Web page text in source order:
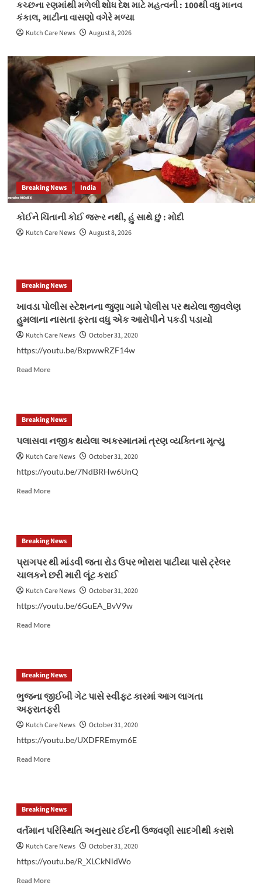
કચ્છના રણમાંથી મળેલી શોધ દેશ માટે મહત્વની : 100થી વધુ માનવ
કંકાલ, માટીના વાસણો વગેરે મળ્યા
Kutch Care News August 8, 2026
Breaking News India
કોઈને ચિંતાની કોઈ જરૂર નથી, હું સાથે છું : મોદી
Kutch Care News August 8, 2026
Breaking News
ખાવડા પોલીસ સ્ટેશનના જુણા ગામે પોલીસ પર થયેલા જીવલેણ
હુમલાના નાસતા ફરતા વધુ એક આરોપીને પકડી પડાયો
Kutch Care News
October 31, 2020
https://youtu.be/BxpwwRZF14w
Read MoreRead
પોલીસ
સ્ટેશનના
ગામે
પોલીસ
પર
જીવલેણ
વધુ
એક
આરોપીને
પકડી
પડાયો
Breaking News
પલાસવા નજીક થયેલા અકસ્માતમાં ત્રણ વ્યક્તિના મૃત્યુ
Kutch Care News
October 31, 2020
https://youtu.be/7NdBRHw6UnQ
Read MoreRead
નજીક
થયેલા
અકસ્માતમાં
ત્રણ
વ્યક્તિના
મૃત્યુ
Breaking News
પ્રાગપર થી માંડવી જતા રોડ ઉપર ભોરારા પાટીયા પાસે ટ્રેલર
ચાલકને છરી મારી લૂંટ કરાઈ
Kutch Care News
October 31, 2020
https://youtu.be/6GuEA_BvV9w
Read MoreRead
થી
માંડવી
જતા
રોડ
ઉપર
ભોરારા
પાસે
ટ્રેલર
લૂંટ
કરાઈ
Breaking News
ભુજના જીઈબી ગેટ પાસે સ્વીફ્ટ કારમાં આગ લાગતા
અફરાતફરી
Kutch Care News
October 31, 2020
https://youtu.be/UXDFREmym6E
Read MoreRead
જીઈબી
ગેટ
પાસે
સ્વીફ્ટ
કારમાં
આગ
અફરાતફરી
Breaking News
વર્તમાન પરિસ્થિતિ અનુસાર ઈદની ઉજવણી સાદગીથી કરાશે
Kutch Care News
October 31, 2020
https://youtu.be/R_XLCkNldWo
Read MoreRead